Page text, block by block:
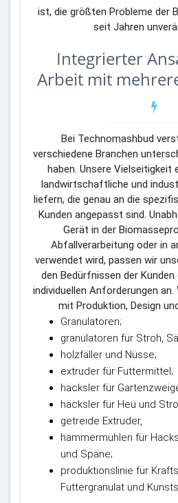
ist, die größten Probleme der
seit Jahren
Integrierter
Arbeit mit
Bei Technomashbud
verschiedene Branchen
haben. Unsere Vielseitigkeit
landwirtschaftliche und
liefern, die genau an die
Kunden angepasst sind.
Gerät in der
Abfallverarbeitung oder in
verwendet wird, passen wir
den Bedürfnissen der
individuellen Anforderungen
mit Produktion, Design
Granulatoren;
granulatoren für Stroh,
holzfäller und Nüsse;
extruder für Futtermittel;
häcksler für
häcksler für Heu und
getreide Extruder,
hammermühlen für
und Späne;
produktionslinie für
Futtergranulat und